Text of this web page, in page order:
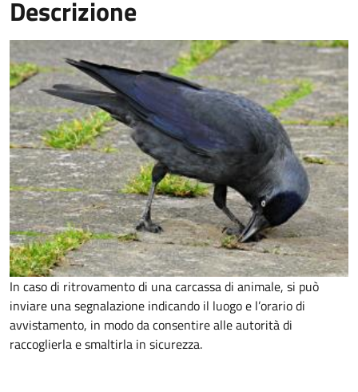
Descrizione
In caso di ritrovamento di una carcassa di animale, si può
inviare una segnalazione indicando il luogo e l’orario di
avvistamento, in modo da consentire alle autorità di
raccoglierla e smaltirla in sicurezza.